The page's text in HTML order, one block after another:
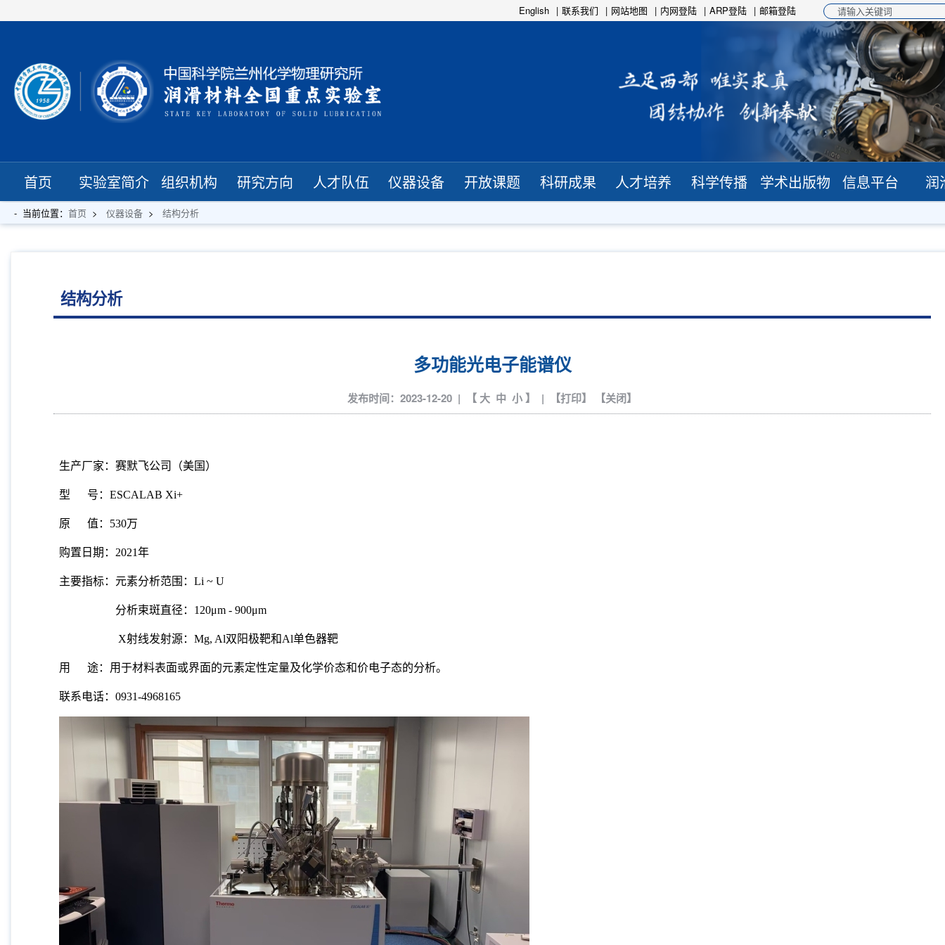
邮箱登陆
ARP登陆
内网登陆
网站地图
联系我们
English
首页 实验室简介 组织机构 研究方向 人才队伍 仪器设备 开放课题 科研成果 人才培养 科学传播 学术出版物 信息平台 润
当前位置： 首页 仪器设备 结构分析
结构分析
多功能光电子能谱仪
发布时间：2023-12-20 | 【 大 中 小】 | 【打印】 【关闭】
生产厂家：赛默飞公司（美国）
型 号： ESCALAB Xi+
原 值： 530万
购置日期： 2021年
主要指标：元素分析范围：Li ~ U
分析束斑直径： 120μm - 900μm
X射线发射源： Mg, Al双阳极靶和Al单色器靶
用 途：用于材料表面或界面的元素定性定量及化学价态和价电子态的分析。
联系电话：0931-4968165